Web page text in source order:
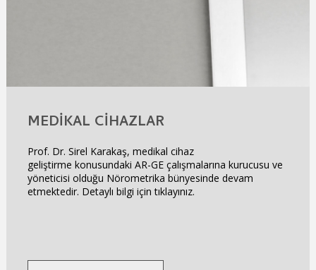
MEDIKAL CIHAZLAR
Prof. Dr. Sirel Karakaş, medikal cihaz
geliştirme konusundaki AR-GE çalışmalarına kurucusu ve
yöneticisi olduğu Nörometrika bünyesinde devam
etmektedir. Detaylı bilgi için tıklayınız.